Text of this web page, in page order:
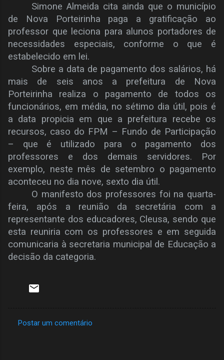
Simone Almeida cita ainda que o município
de Nova Porteirinha paga a gratificação ao
professor que leciona para alunos portadores de
necessidades especiais, conforme o que é
estabelecido em lei.
Sobre a data de pagamento dos salários, há
mais de seis anos a prefeitura de Nova
Porteirinha realiza o pagamento de todos os
funcionários, em média, no sétimo dia útil, pois é
a data propicia em que a prefeitura recebe os
recursos, caso do FPM – Fundo de Participação
– que é utilizado para o pagamento dos
professores e dos demais servidores. Por
exemplo, neste mês de setembro o pagamento
aconteceu no dia nove, sexto dia útil.
O manifesto dos professores foi na quarta-
feira, após a reunião da secretária com a
representante dos educadores, Cleusa, sendo que
esta reuniria com os professores e em seguida
comunicaria à secretaria municipal de Educação a
decisão da categoria.
Postar um comentário